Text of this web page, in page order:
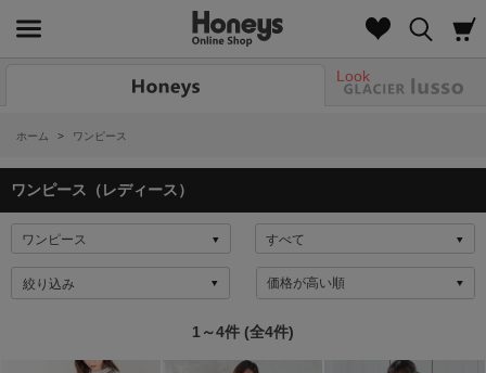
Look
ホーム > ワンピース
ワンピース（レディース）
絞り込み
1～4件 (全4件)